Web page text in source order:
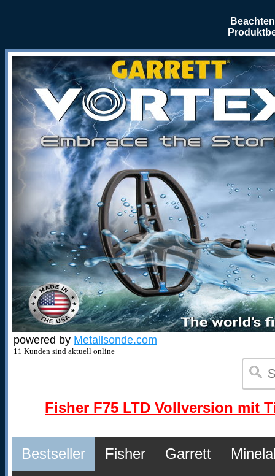
powered by Metallsonde.com
11 Kunden sind aktuell online
Fisher F75 LTD Vollversion mit
Bestseller Fisher Garrett